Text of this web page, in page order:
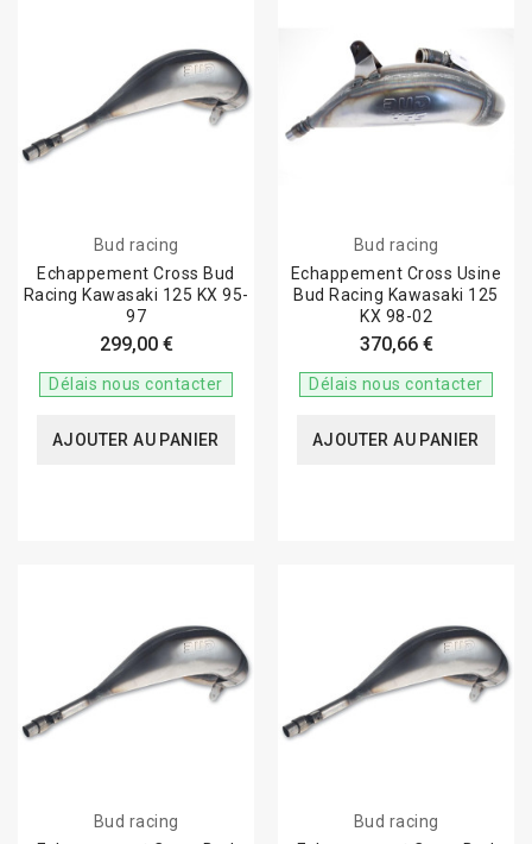
Bud racing
Echappement Cross Bud
Racing Kawasaki 125 KX 95-
97
299,00 €
Délais nous contacter
AJOUTER AU PANIER
Bud racing
Echappement Cross Usine
Bud Racing Kawasaki 125
KX 98-02
370,66 €
Délais nous contacter
AJOUTER AU PANIER
Bud racing
Bud racing